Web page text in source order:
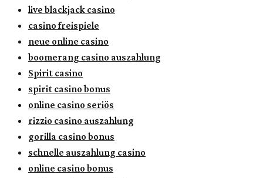
live blackjack casino
casino freispiele
neue online casino
boomerang casino auszahlung
Spirit casino
spirit casino bonus
online casino seriös
rizzio casino auszahlung
gorilla casino bonus
schnelle auszahlung casino
online casino bonus